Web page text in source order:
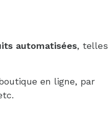
automatisées, telles
en ligne, par